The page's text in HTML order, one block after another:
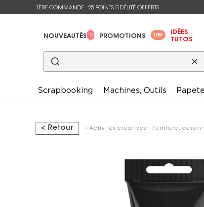
1ÈRE COMMANDE : 25 POINTS FIDÉLITÉ OFFERTS
NOUVEAUTÉS 0 PROMOTIONS 1081
IDÉES
TUTOS
Scrapbooking Machines, Outils
< Retour › Activités créatives › Peinture, dessin